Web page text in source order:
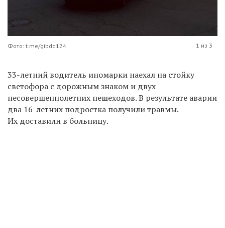
Фото: t.me/gibdd124 1 из 3
33-летний водитель иномарки наехал на стойку
светофора с дорожным знаком и двух
несовершеннолетних пешеходов. В результате аварии
два 16-летних подростка получили травмы.
Их доставили в больницу.